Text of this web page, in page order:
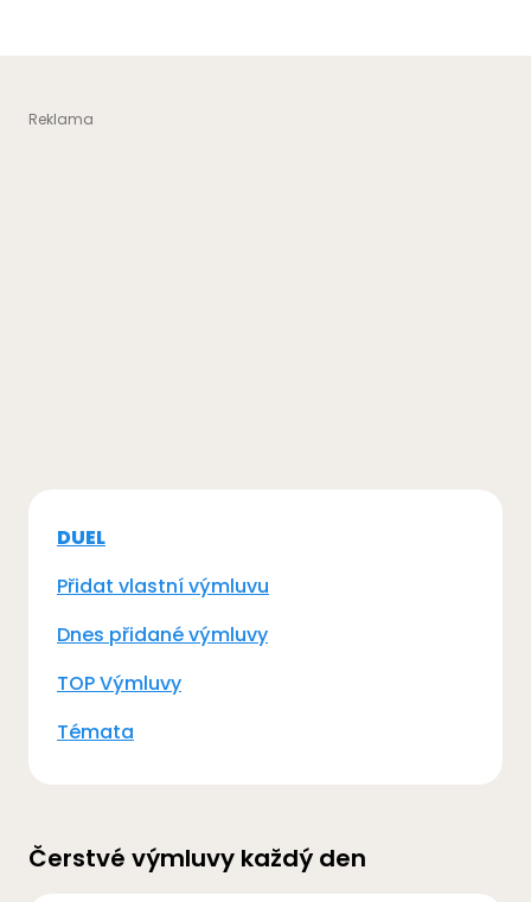
DUEL
Přidat vlastní výmluvu
Dnes přidané výmluvy
TOP Výmluvy
Témata
Čerstvé výmluvy každý den